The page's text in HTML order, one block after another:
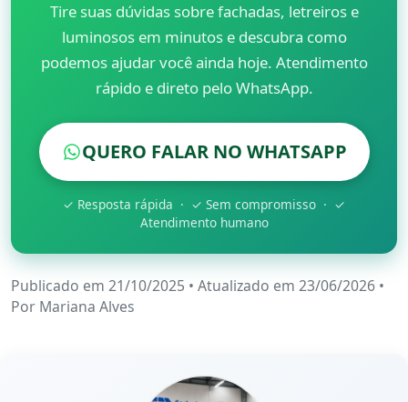
Tire suas dúvidas sobre fachadas, letreiros e
luminosos em minutos e descubra como
podemos ajudar você ainda hoje. Atendimento
rápido e direto pelo WhatsApp.
QUERO FALAR NO WHATSAPP
✓ Resposta rápida · ✓ Sem compromisso · ✓
Atendimento humano
Publicado em 21/10/2025 • Atualizado em 23/06/2026 •
Por Mariana Alves